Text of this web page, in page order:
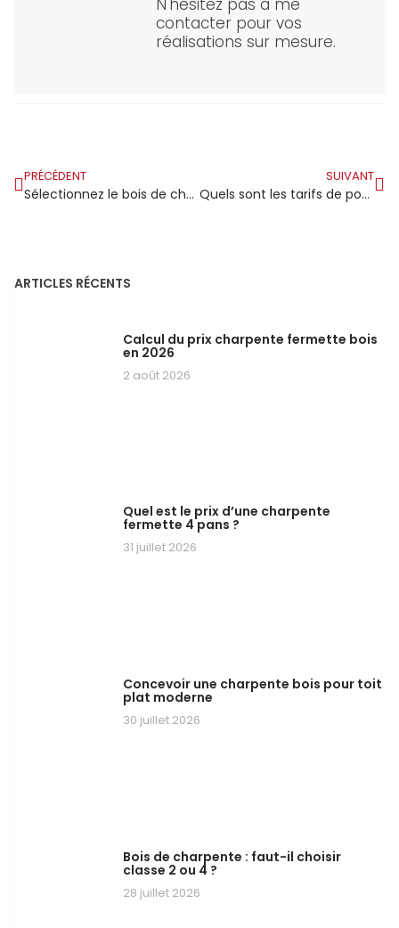
N'hésitez pas à me
contacter pour vos
réalisations sur mesure.
PRÉCÉDENT
Sélectionnez le bois de charpente Brico Dépôt pour des constructions robustes
SUIVANT
Quels sont les tarifs de pose d’une charpente en 2026 ?
ARTICLES RÉCENTS
Calcul du prix charpente fermette bois
en 2026
2 août 2026
Quel est le prix d’une charpente
fermette 4 pans ?
31 juillet 2026
Concevoir une charpente bois pour toit
plat moderne
30 juillet 2026
Bois de charpente : faut-il choisir
classe 2 ou 4 ?
28 juillet 2026